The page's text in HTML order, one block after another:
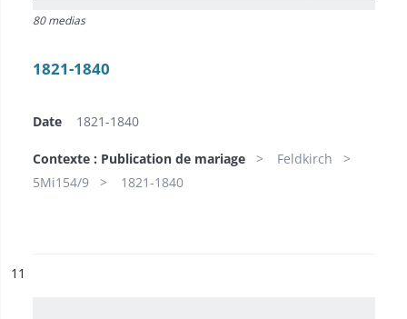
80 medias
1821-1840
Date 1821-1840
Contexte : Publication de mariage
Feldkirch
5Mi154/9
1821-1840
n°
11